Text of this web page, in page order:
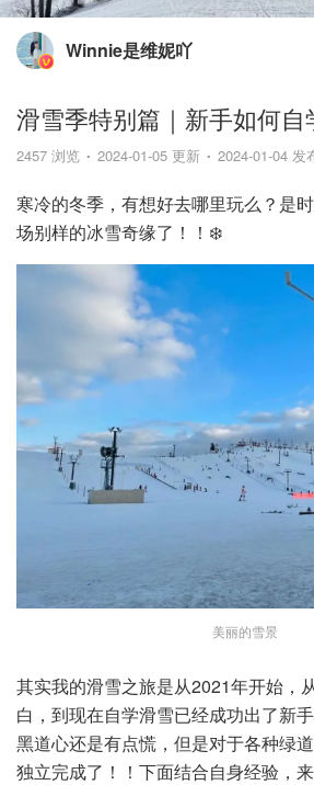
Winnie是维妮吖
滑雪季特别篇｜新手如何
2457 浏览 2024-01-05 更新 2024-01-04 发
寒冷的冬季，有想好去哪里玩么？是
场别样的冰雪奇缘了！！❄️
美丽的雪景
其实我的滑雪之旅是从2021年开始，
白，到现在自学滑雪已经成功出了新
黑道心还是有点慌，但是对于各种绿
独立完成了！！下面结合自身经验，